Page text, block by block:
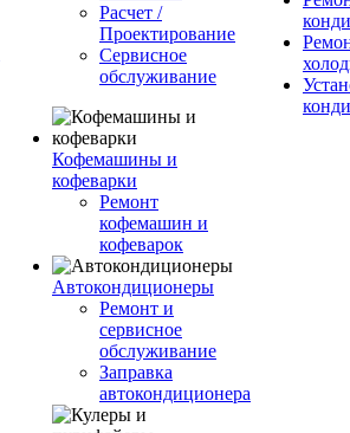
Расчет /
Проектирование
Сервисное
обслуживание
Кофемашины и
кофеварки
Ремонт
кофемашин и
кофеварок
Автокондиционеры
Ремонт и
сервисное
обслуживание
Заправка
автокондиционера